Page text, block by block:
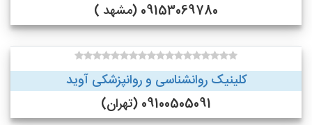
09153069780 (مشهد )
کلینیک روانشناسی و روانپزشکی آوید
09100505091 (تهران)